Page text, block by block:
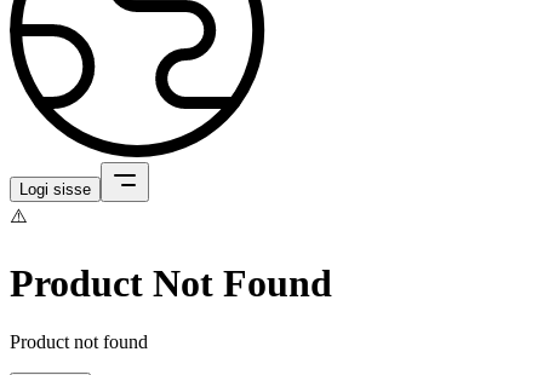
Logi sisse
⚠️
Product Not Found
Product not found